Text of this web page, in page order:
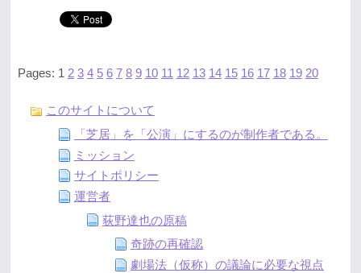
Pages: 1 2 3 4 5 6 7 8 9 10 11 12 13 14 15 16 17 18 19 20
このサイトについて
「芝居」を「公演」にするのが制作者である。
ミッション
サイトポリシー
運営者
荻野達也の原稿
奇跡の再確認
劇場法（仮称）の議論に必要な視点